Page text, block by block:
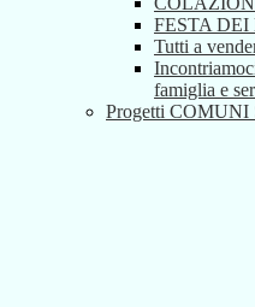
FESTA
Tutti a
famiglia e
Progetti COMUNI